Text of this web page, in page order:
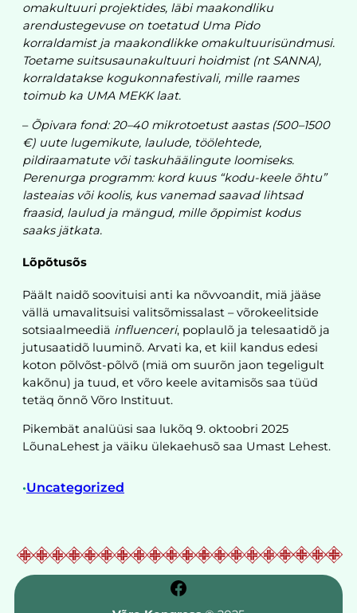
omakultuuri projektides, läbi maakondliku
arendustegevuse on toetatud Uma Pido
korraldamist ja maakondlikke omakultuurisündmusi.
Toetame suitsusaunakultuuri hoidmist (nt SANNA),
korraldatakse kogukonnafestivali, mille raames
toimub ka UMA MEKK laat.
– Õpivara fond: 20–40 mikrotoetust aastas (500–1500
€) uute lugemikute, laulude, töölehtede,
pildiraamatute või taskuhäälingute loomiseks.
Perenurga programm: kord kuus “kodu-keele õhtu”
lasteaias või koolis, kus vanemad saavad lihtsad
fraasid, laulud ja mängud, mille õppimist kodus
saaks jätkata.
Lõpõtusõs
Päält naidõ soovituisi anti ka nõvvoandit, miä jääse
vällä umavalitsuisi valitsõmissalast – võrokeelitside
sotsiaalmeediä influenceri, poplaulõ ja telesaatidõ ja
jutusaatidõ luuminõ. Arvati ka, et kiil kandus edesi
koton põlvõst-põlvõ (miä om suurõn jaon tegeligult
kakõnu) ja tuud, et võro keele avitamisõs saa tüüd
tetäq õnnõ Võro Instituut.
Pikembät analüüsi saa lukõq 9. oktoobri 2025
LõunaLehest ja väiku ülekaehusõ saa Umast Lehest.
•Uncategorized
Facebook